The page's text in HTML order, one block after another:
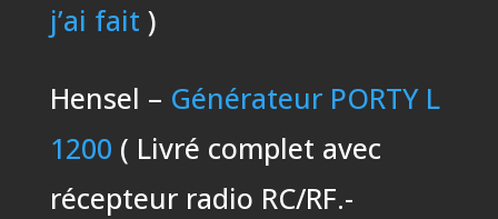
j’ai fait )
Hensel – Générateur PORTY L
1200 ( Livré complet avec
récepteur radio RC/RF.-